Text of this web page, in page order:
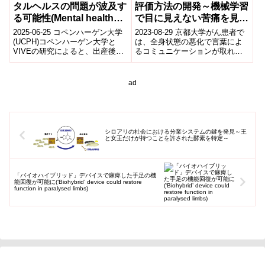
タルヘルスの問題が波及す
る可能性(Mental health
problems may spill over
in mother groups)
2025-06-25 コペンハーゲン大学
(UCPH)コペンハーゲン大学と
VIVEの研究によると、出産後に
行政が編成する母親グループ内
評価方法の開発～機械学習
で目に見えない苦痛を見え
る化～
2023-08-29 京都大学がん患者で
は、全身状態の悪化で言葉によ
るコミュニケーションが取れな
くなった場合、自分の症状を表
症状評価...
ad
シロアリの社会における分業システムの鍵を発見～王
と女王だけが持つことを許された酵素を特定～
「バイオハイブリッド」デバイスで麻痺した手足の機
能回復が可能に(‘Biohybrid’ device could restore
function in paralysed limbs)